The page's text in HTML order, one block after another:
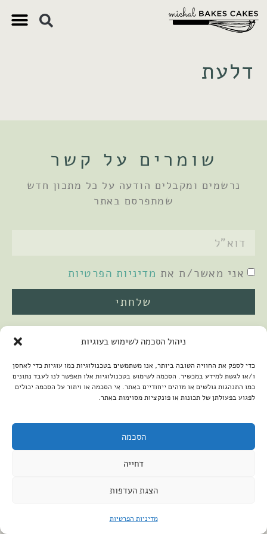
ניהול הסכמה לשימוש בעוגיות
כדי לספק את החוויה הטובה ביותר, אנו משתמשים בטכנולוגיות כמו עוגיות כדי לאחסן
ו/או לגשת למידע במכשיר. הסכמה לשימוש בטכנולוגיות אלו תאפשר לנו לעבד נתונים
כמו התנהגות גולשים או מזהים ייחודיים באתר. אי הסכמה או ויתור על הסכמה יכולים
לפגוע בפעולתן של תכונות או פונקציות מסוימות באתר.
הסכמה
דחייה
הצגת העדפות
מדיניות הפרטיות
דלעת
שומרים על קשר
נרשמים ומקבלים הודעה על כל מתכון חדש
שמתפרסם באתר
אני מאשר/ת את מדיניות הפרטיות
שלחתי
2026 © כל הזכויות שמורות למיכל שמיר
הצהרת נגישות